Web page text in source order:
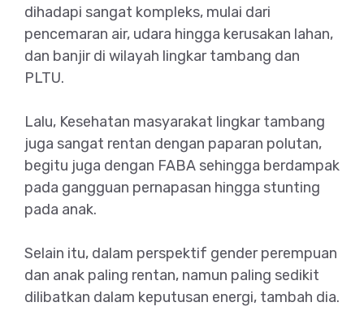
dihadapi sangat kompleks, mulai dari
pencemaran air, udara hingga kerusakan lahan,
dan banjir di wilayah lingkar tambang dan
PLTU.
Lalu, Kesehatan masyarakat lingkar tambang
juga sangat rentan dengan paparan polutan,
begitu juga dengan FABA sehingga berdampak
pada gangguan pernapasan hingga stunting
pada anak.
Selain itu, dalam perspektif gender perempuan
dan anak paling rentan, namun paling sedikit
dilibatkan dalam keputusan energi, tambah dia.